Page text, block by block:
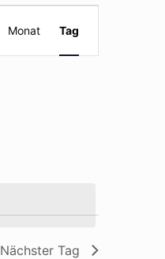
Monat Tag
Nächster Tag